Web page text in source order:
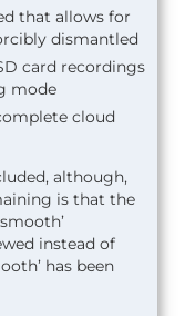
that allows for
dismantled
card recordings
mode
cloud
although,
is that the
instead of
has been